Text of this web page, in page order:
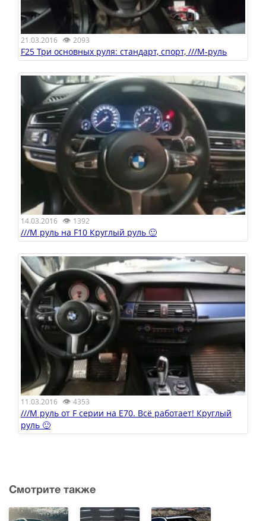
21.03.2016 👁 2093
F25 Три основных руля: стандарт, спорт, ///M-руль
14.03.2016 👁 1392
///M руль на F10 Круглый руль 🙂
11.03.2016 👁 4353
///M руль от F серии на Е70. Всё работает! Круглый
руль 🙂
Смотрите также